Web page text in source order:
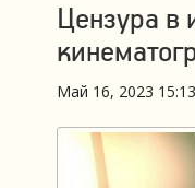
Цензура в
Май 16, 2023 15:13